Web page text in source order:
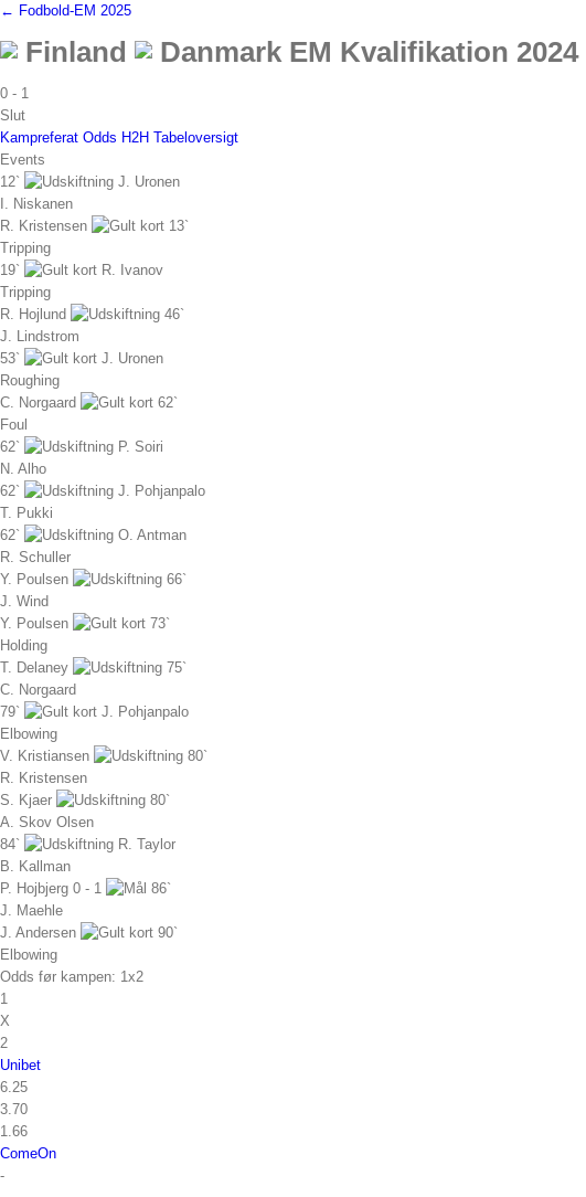
← Fodbold-EM 2025
Finland Danmark EM Kvalifikation 2024
0 - 1
Slut
Kampreferat Odds H2H Tabeloversigt
Events
12`
J. Uronen
I. Niskanen
R. Kristensen
13`
Tripping
19`
R. Ivanov
Tripping
R. Hojlund
46`
J. Lindstrom
53`
J. Uronen
Roughing
C. Norgaard
62`
Foul
62`
P. Soiri
N. Alho
62`
J. Pohjanpalo
T. Pukki
62`
O. Antman
R. Schuller
Y. Poulsen
66`
J. Wind
Y. Poulsen
73`
Holding
T. Delaney
75`
C. Norgaard
79`
J. Pohjanpalo
Elbowing
V. Kristiansen
80`
R. Kristensen
S. Kjaer
80`
A. Skov Olsen
84`
R. Taylor
B. Kallman
P. Hojbjerg 0 - 1
86`
J. Maehle
J. Andersen
90`
Elbowing
Odds før kampen: 1x2
1
X
2
Unibet
6.25
3.70
1.66
ComeOn
-